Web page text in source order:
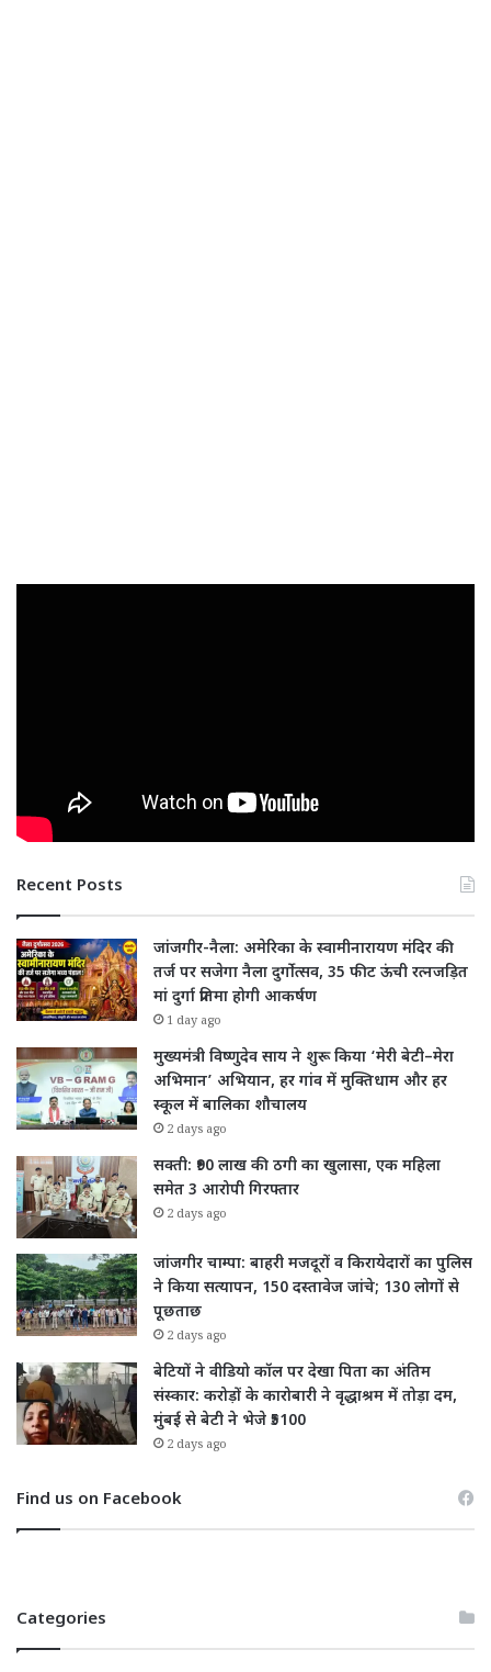
Recent Posts
जांजगीर-नैला: अमेरिका के स्वामीनारायण मंदिर की
तर्ज पर सजेगा नैला दुर्गोत्सव, 35 फीट ऊंची रत्नजड़ित
मां दुर्गा प्रतिमा होगी आकर्षण
1 day ago
मुख्यमंत्री विष्णुदेव साय ने शुरू किया ‘मेरी बेटी–मेरा
अभिमान’ अभियान, हर गांव में मुक्तिधाम और हर
स्कूल में बालिका शौचालय
2 days ago
सक्ती: ₹90 लाख की ठगी का खुलासा, एक महिला
समेत 3 आरोपी गिरफ्तार
2 days ago
जांजगीर चाम्पा: बाहरी मजदूरों व किरायेदारों का पुलिस
ने किया सत्यापन, 150 दस्तावेज जांचे; 130 लोगों से
पूछताछ
2 days ago
बेटियों ने वीडियो कॉल पर देखा पिता का अंतिम
संस्कार: करोड़ों के कारोबारी ने वृद्धाश्रम में तोड़ा दम,
मुंबई से बेटी ने भेजे ₹5100
2 days ago
Find us on Facebook
Categories